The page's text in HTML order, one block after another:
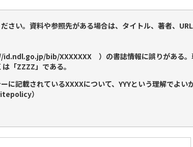
さい。資料や参照先がある場合は、タイトル、著者、
bib/XXXXXXX ）の書誌情報に誤りがある。
「ZZZZ」である。
に記載されているXXXXについて、YYYという理解でよい
）